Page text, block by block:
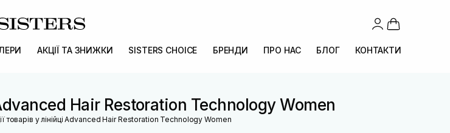
АКЦІЇ ТА ЗНИЖКИ SISTERS CHOICE БРЕНДИ ПРО НАС БЛОГ КОНТАКТИ
Hair Restoration Technology Women
товарів у лінійці Advanced Hair Restoration Technology Women